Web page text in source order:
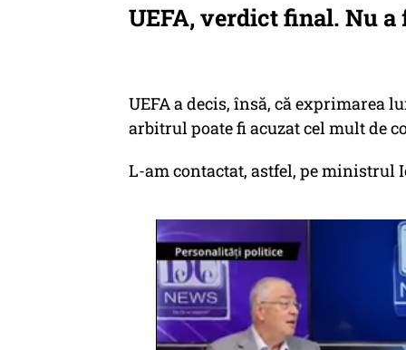
UEFA, verdict final. Nu
UEFA a decis, însă, că exprimarea
arbitrul poate fi acuzat cel mult de
L-am contactat, astfel, pe ministrul